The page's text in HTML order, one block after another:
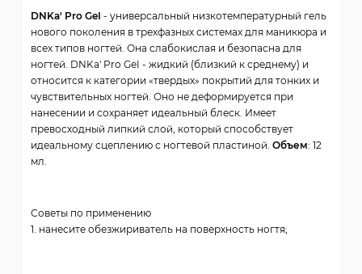
DNKa' Pro GeI - универсальный низкотемпературный гель
нового поколения в трехфазных системах для маникюра и
всех типов ногтей. Она слабокислая и безопасна для
ногтей. DNKa' Pro GeI - жидкий (близкий к среднему) и
относится к категории «твердых» покрытий для тонких и
чувствительных ногтей. Оно не деформируется при
нанесении и сохраняет идеальный блеск. Имеет
превосходный липкий слой, который способствует
идеальному сцеплению с ногтевой пластиной. Объем: 12
мл.
Советы по применению
1. нанесите обезжириватель на поверхность ногтя;